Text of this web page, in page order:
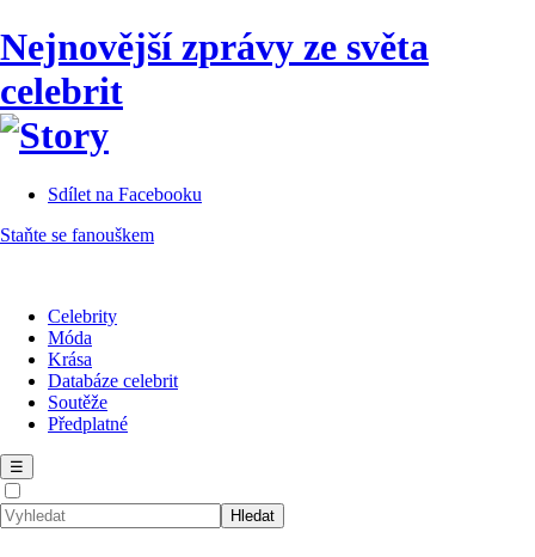
Nejnovější zprávy ze světa
celebrit
Sdílet na Facebooku
Staňte se fanouškem
Celebrity
Móda
Krása
Databáze celebrit
Soutěže
Předplatné
☰